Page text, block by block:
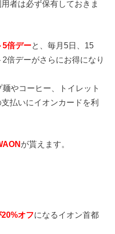
者は必ず保有しておきま
5倍デーと、毎月5日、15
倍デーがさらにお得になり
やコーヒー、トイレット
払いにイオンカードを利
が貰えます。
オフになるイオン首都